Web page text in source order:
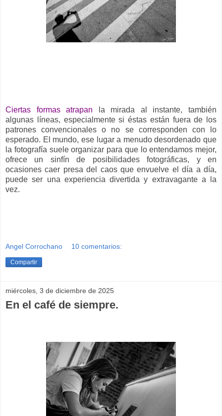
Ciertas formas atrapan la mirada al instante, también
algunas líneas, especialmente si éstas están fuera de los
patrones convencionales o no se corresponden con lo
esperado. El mundo, ese lugar a menudo desordenado que
la fotografía suele organizar para que lo entendamos mejor,
ofrece un sinfín de posibilidades fotográficas, y en
ocasiones caer presa del caos que envuelve el día a día,
puede ser una experiencia divertida y extravagante a la
vez.
Angel Corrochano 10 comentarios:
Compartir
miércoles, 3 de diciembre de 2025
En el café de siempre.